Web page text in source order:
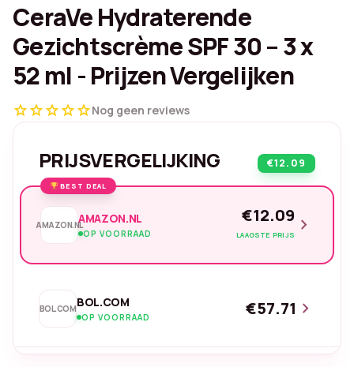
CeraVe Hydraterende
Gezichtscrème SPF 30 – 3 x
52 ml - Prijzen Vergelijken
starstarstarstarstarNog geen reviews
PRIJSVERGELIJKING €12.09
BEST DEAL
AMAZON.NLAMAZON.NL
OP VOORRAAD
€12.09
LAAGSTE PRIJS chevron_right
BOL.COMBOL.COM
OP VOORRAAD €57.71 chevron_right